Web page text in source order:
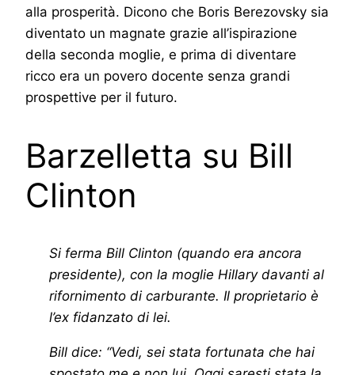
alla prosperità. Dicono che Boris Berezovsky sia
diventato un magnate grazie all’ispirazione
della seconda moglie, e prima di diventare
ricco era un povero docente senza grandi
prospettive per il futuro.
Barzelletta su Bill
Clinton
Si ferma Bill Clinton (quando era ancora
presidente), con la moglie Hillary davanti al
rifornimento di carburante. Il proprietario è
l’ex fidanzato di lei.
Bill dice: “Vedi, sei stata fortunata che hai